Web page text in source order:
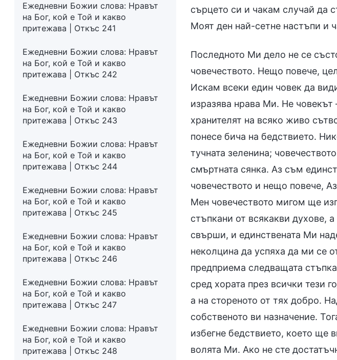
Ежедневни Божии слова: Нравът
на Бог, кой е Той и какво
притежава | Откъс 241
Ежедневни Божии слова: Нравът
на Бог, кой е Той и какво
притежава | Откъс 242
Ежедневни Божии слова: Нравът
на Бог, кой е Той и какво
притежава | Откъс 243
Ежедневни Божии слова: Нравът
на Бог, кой е Той и какво
притежава | Откъс 244
Ежедневни Божии слова: Нравът
на Бог, кой е Той и какво
притежава | Откъс 245
Ежедневни Божии слова: Нравът
на Бог, кой е Той и какво
притежава | Откъс 246
Ежедневни Божии слова: Нравът
на Бог, кой е Той и какво
притежава | Откъс 247
Ежедневни Божии слова: Нравът
на Бог, кой е Той и какво
притежава | Откъс 248
сърцето си и чакам случай да
Моят ден най-сетне настъпи и
Последното Ми дело не се
човечеството. Нещо повече,
Искам всеки един човек да
изразява нрава Ми. Не
хранителят на всяко живо
понесе бича на бедствието.
тучната зеленина;
смъртната сянка. Аз съм
човечеството и нещо повече,
Мен човечеството мигом ще
стъпкани от всякакви духове,
свърши, и единствената Ми
неколцина да успяха да ми се
предприема следващата
сред хората през всички тези
а на стореното от тях добро.
собственото ви назначение.
избегне бедствието, което ще
волята Ми. Ако не сте